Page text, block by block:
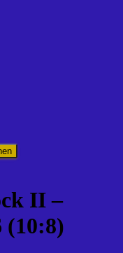
II –
(10:8)